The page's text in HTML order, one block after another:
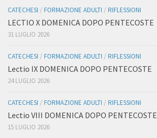
CATECHESI / FORMAZIONE ADULTI / RIFLESSIONI
LECTIO X DOMENICA DOPO PENTECOSTE
31 LUGLIO 2026
CATECHESI / FORMAZIONE ADULTI / RIFLESSIONI
Lectio IX DOMENICA DOPO PENTECOSTE
24 LUGLIO 2026
CATECHESI / FORMAZIONE ADULTI / RIFLESSIONI
Lectio VIII DOMENICA DOPO PENTECOSTE
15 LUGLIO 2026